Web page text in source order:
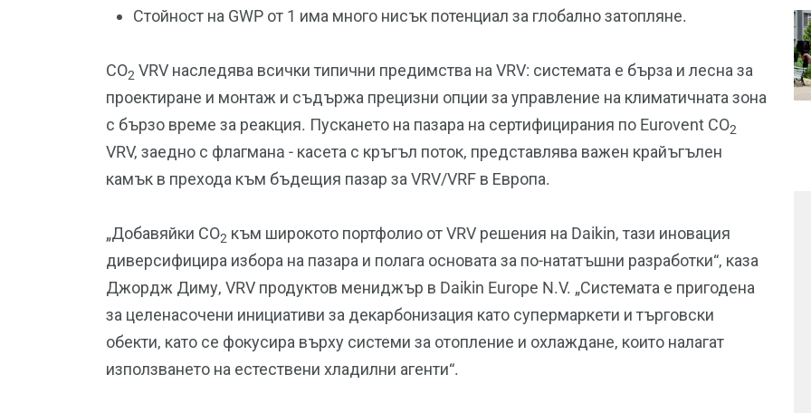
Стойност на GWP от 1 има много нисък потенциал за глобално затопляне.
CO2 VRV наследява всички типични предимства на VRV: системата е бърза и лесна за
проектиране и монтаж и съдържа прецизни опции за управление на климатичната зона
с бързо време за реакция. Пускането на пазара на сертифицирания по Eurovent CO2
VRV, заедно с флагманa - касета с кръгъл поток, представлява важен крайъгълен
камък в прехода към бъдещия пазар за VRV/VRF в Европа.
„Добавяйки CO2 към широкото портфолио от VRV решения на Daikin, тази иновация
диверсифицира избора на пазара и полага основата за по-нататъшни разработки“, каза
Джордж Диму, VRV продуктов мениджър в Daikin Europe N.V. „Системата е пригодена
за целенасочени инициативи за декарбонизация като супермаркети и търговски
обекти, като се фокусира върху системи за отопление и охлаждане, които налагат
използването на естествени хладилни агенти“.